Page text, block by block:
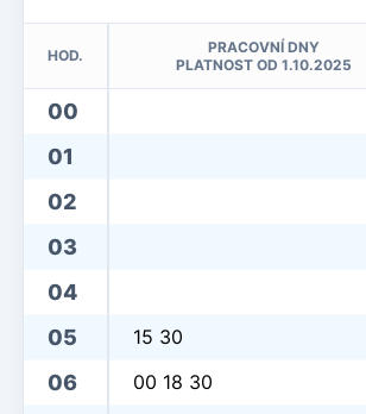
HOD.
PRACOVNÍ DNY
PLATNOST OD 1.10.2025
00
01
02
03
04
05
15 30
06 00 18 30